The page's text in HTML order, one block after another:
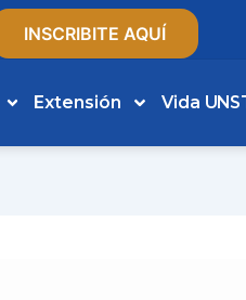
INSCRIBITE AQUÍ
Extensión Vida